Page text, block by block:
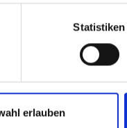
Statistiken
erlauben
und
erhalten Sie im
aufmerksam machen,
einchecken können.
nutzen.
der Hotelier einen
Nachweis nicht